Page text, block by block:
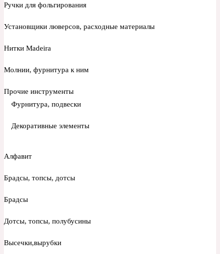
Ручки для фольгирования
Установщики люверсов, расходные материалы
Нитки Madeira
Молнии, фурнитура к ним
Прочие инструменты
Фурнитура, подвески
Декоративные элементы
Алфавит
Брадсы, топсы, дотсы
Брадсы
Дотсы, топсы, полубусины
Высечки,вырубки